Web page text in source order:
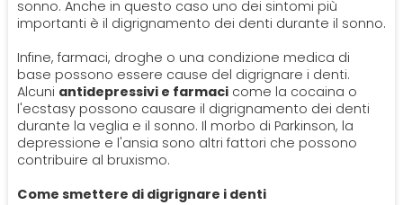
sonno. Anche in questo caso uno dei sintomi più
importanti è il digrignamento dei denti durante il sonno.
Infine, farmaci, droghe o una condizione medica di
base possono essere cause del digrignare i denti.
Alcuni antidepressivi e farmacicome la cocaina o
l'ecstasy possono causare il digrignamento dei denti
durante la veglia e il sonno. Il morbo di Parkinson, la
depressione e l'ansia sono altri fattori che possono
contribuire al bruxismo.
Come smettere di digrignare i denti